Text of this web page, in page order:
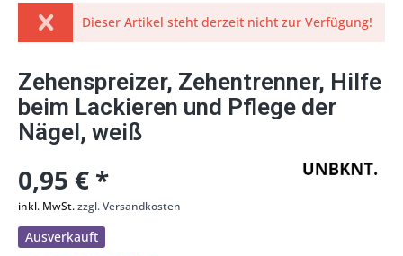
Dieser Artikel steht derzeit nicht zur Verfügung!
Zehenspreizer, Zehentrenner, Hilfe
beim Lackieren und Pflege der
Nägel, weiß
0,95 € *
inkl. MwSt.zzgl. Versandkosten
Ausverkauft